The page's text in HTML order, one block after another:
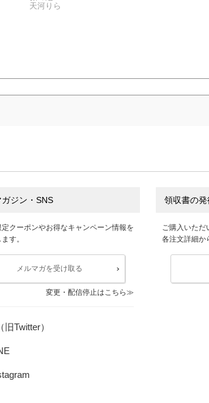
天河りら
ガジン・SNS
定クーポンやお得なキャンペーン情報を
す。
メルマガを受け取る
変更・配信停止はこちら
旧Twitter）
領収書の発
ご購入いただ
各注文詳細か